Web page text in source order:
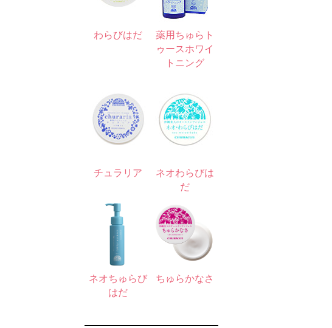
わらびはだ
薬用ちゅらト
ゥースホワイ
トニング
チュラリア
ネオわらびは
だ
ネオちゅらび
はだ
ちゅらかなさ